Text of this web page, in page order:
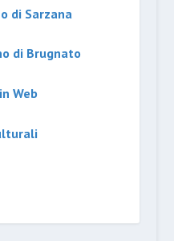
di Sarzana
di Brugnato
Web